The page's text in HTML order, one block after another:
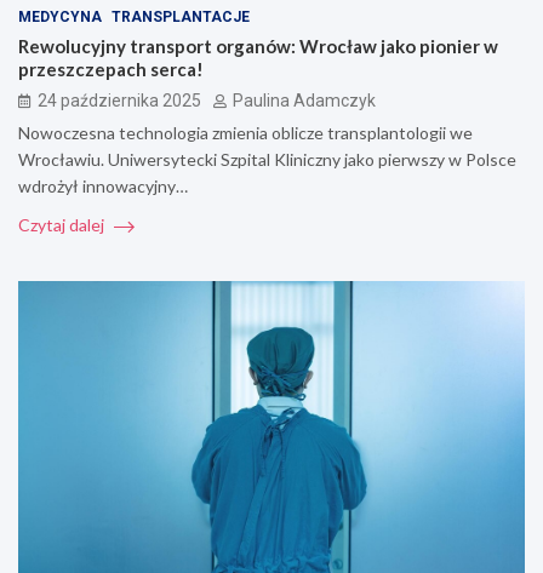
MEDYCYNA TRANSPLANTACJE
Rewolucyjny transport organów: Wrocław jako pionier w
przeszczepach serca!
24 października 2025 Paulina Adamczyk
Nowoczesna technologia zmienia oblicze transplantologii we
Wrocławiu. Uniwersytecki Szpital Kliniczny jako pierwszy w Polsce
wdrożył innowacyjny…
Czytaj dalej